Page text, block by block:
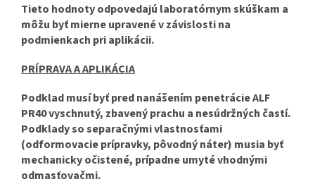
Tieto hodnoty odpovedajú laboratórnym skúškam a
môžu byť mierne upravené v závislosti na
podmienkach pri aplikácii.
PRÍPRAVA A APLIKÁCIA
Podklad musí byť pred nanášením penetrácie ALF
PR40 vyschnutý, zbavený prachu a nesúdržných častí.
Podklady so separačnými vlastnosťami
(odformovacie prípravky, pôvodný náter) musia byť
mechanicky očistené, prípadne umyté vhodnými
odmasťovačmi.